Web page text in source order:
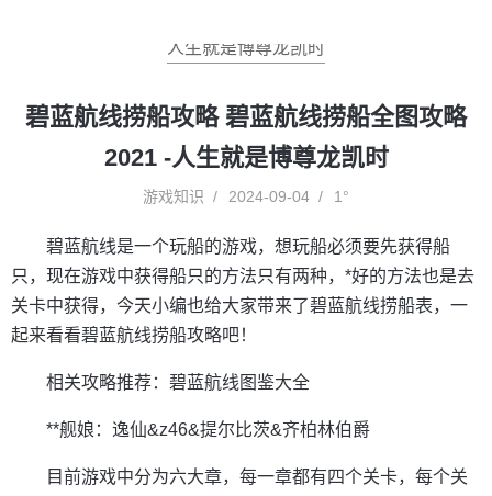
人生就是博尊龙凯时
碧蓝航线捞船攻略 碧蓝航线捞船全图攻略
2021 -人生就是博尊龙凯时
游戏知识 2024-09-04 1°
碧蓝航线是一个玩船的游戏，想玩船必须要先获得船
只，现在游戏中获得船只的方法只有两种，*好的方法也是去
关卡中获得，今天小编也给大家带来了碧蓝航线捞船表，一
起来看看碧蓝航线捞船攻略吧！
相关攻略推荐：碧蓝航线图鉴大全
**舰娘：逸仙&z46&提尔比茨&齐柏林伯爵
目前游戏中分为六大章，每一章都有四个关卡，每个关